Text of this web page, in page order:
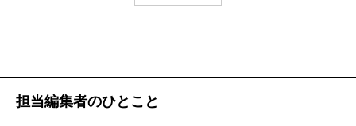
担当編集者のひとこと